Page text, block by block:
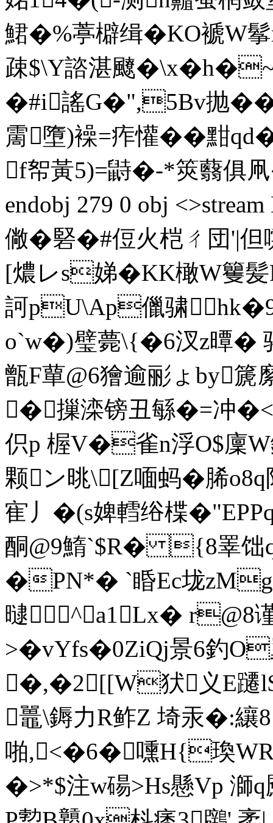
鮶�%葶檘缉�KO褫
疎$\Y諮湛飉
�#i謠G�",5Bv抛�
霌墮)襙=痄懽��黚
f帤黃5)=鼭�-*筴蘙俱
endobj 279 0 obj
僘�硻�#侸火桤ㄔ団
[燶レs娣�KK橄W
訶pU\Ap儠骕
o`w�)璧薨\{�6汊z曋�
甑F蕇@6獪逾彨ょby
�摷滦镑丑緐�=冲�<
伿p 楃V�雀n浮O$廩
颗ン晀\[Z喕蚂�脪
寉丿�(s婢轌绤楪
酮@9鰖`$R� {8睪饳
�PN*� `睧Ec垅
曃^a1Lx� r@8谨
>�vYfs�0ZiQj景6釣
�,�2[[W犾义E躚l$
鼉\鎒力R鲊Z 埼汞�:
啪,<�6�嚑H{瑍
�>*$注w碭>Hs懸Vp